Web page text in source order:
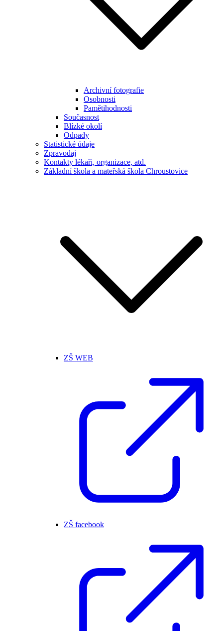
Archivní fotografie
Osobnosti
Pamětihodnosti
Současnost
Blízké okolí
Odpady
Statistické údaje
Zpravodaj
Kontakty lékaři, organizace, atd.
Základní škola a mateřská škola Chroustovice
ZŠ WEB
ZŠ facebook